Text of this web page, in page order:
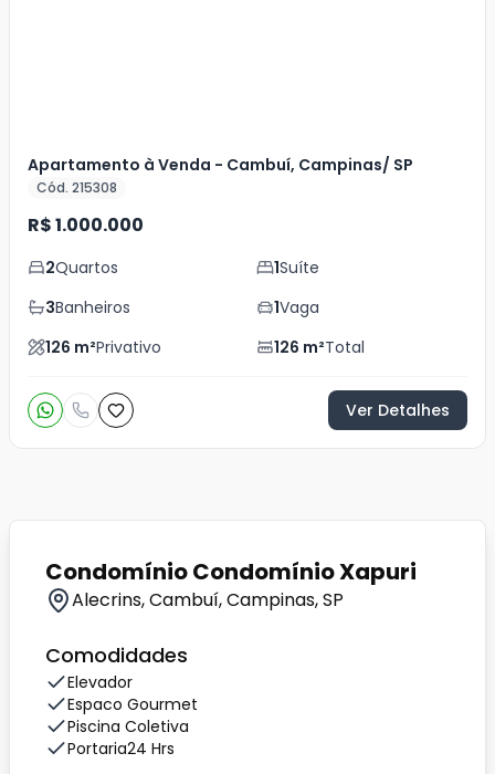
Apartamento à Venda - Cambuí, Campinas/ SP
Cód. 215308
R$ 1.000.000
2Quartos 1Suíte
3Banheiros 1Vaga
126 m²Privativo 126 m²Total
Ver Detalhes
Condomínio Condomínio Xapuri
Alecrins, Cambuí, Campinas, SP
Comodidades
Elevador
Espaco Gourmet
Piscina Coletiva
Portaria24 Hrs